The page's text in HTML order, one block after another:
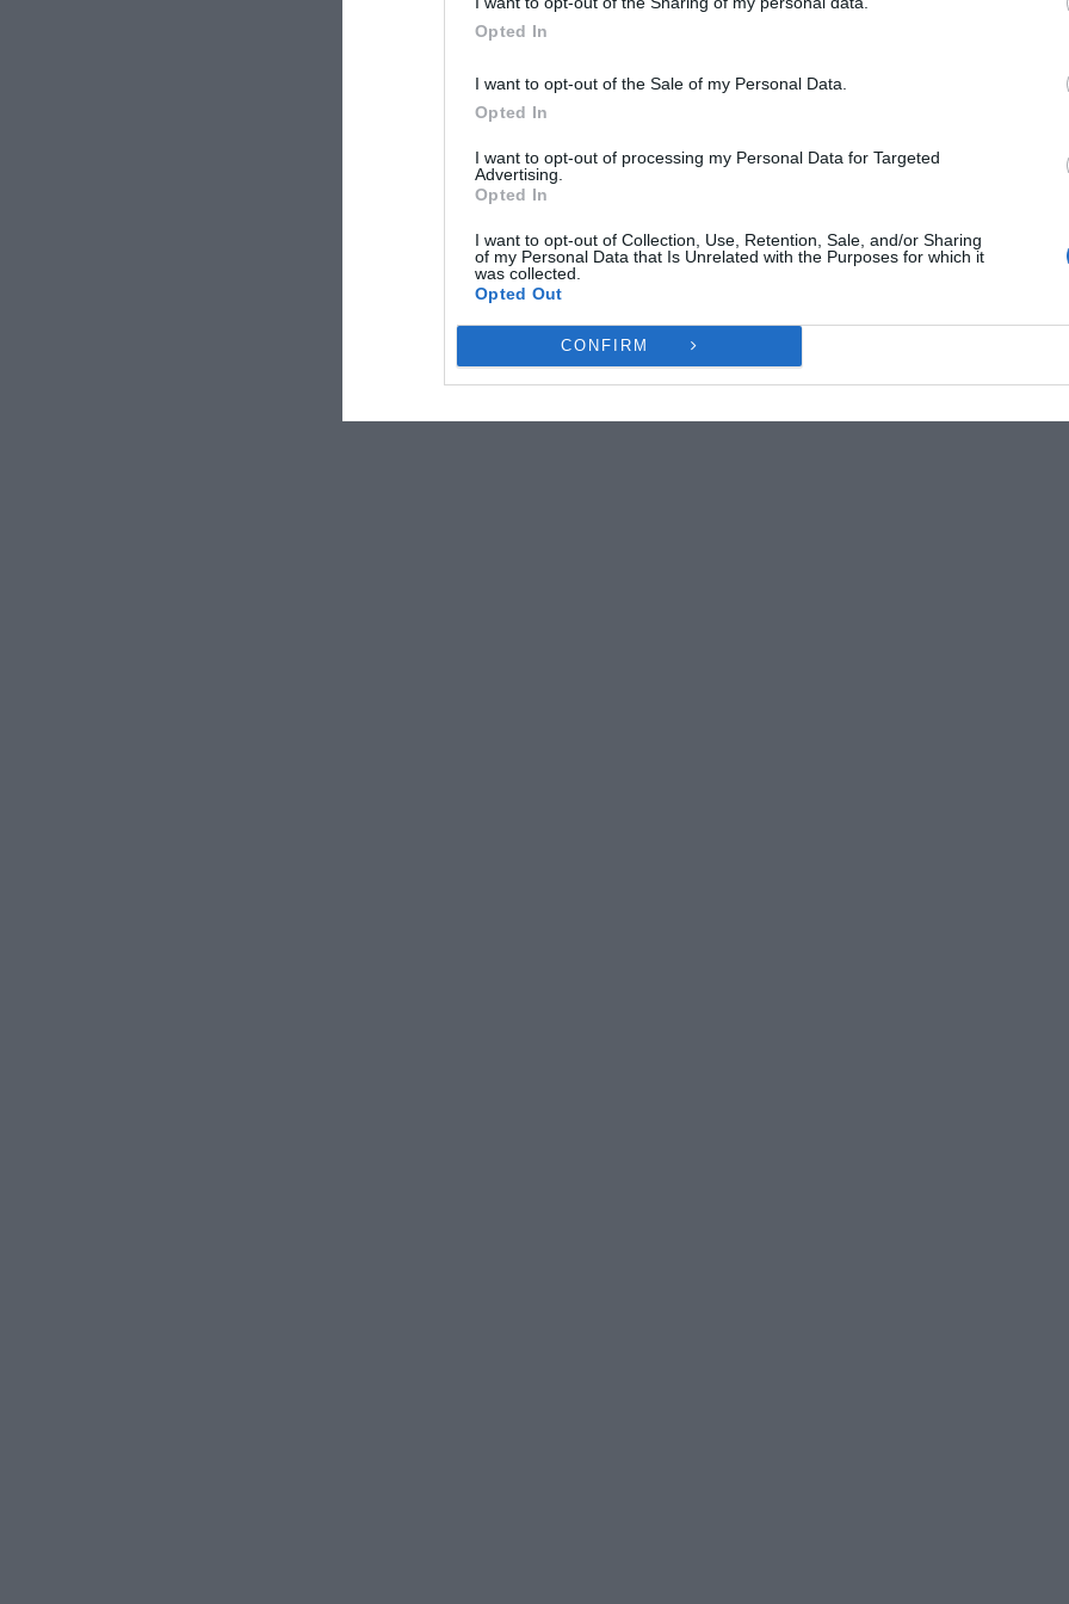
Opted In
I want to opt-out of the Sale of my Personal Data.
Opted In
I want to opt-out of processing my Personal Data for Targeted
Advertising.
Opted In
I want to opt-out of Collection, Use, Retention, Sale, and/or Sharing
of my Personal Data that Is Unrelated with the Purposes for which it
was collected.
Opted Out
CONFIRM
αρνητικά ορισμένες λειτουργίες και δυνατότητες.
ΑΠΟΔΟΧΉ ΔΕΝ ΑΠΟΔΈΧΟΜΑΙ ΠΡΟΒΟΛΉ